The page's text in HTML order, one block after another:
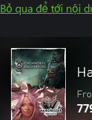
Bỏ qua để tới nội